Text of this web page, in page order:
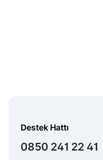
Destek Hattı
0850 241 22 41